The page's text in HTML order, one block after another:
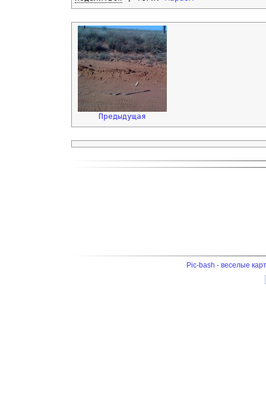
Предыдущая
Pic-bash - веселые